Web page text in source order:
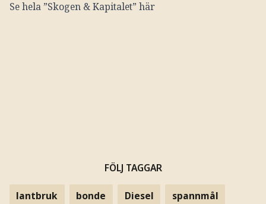
Se hela ”Skogen & Kapitalet” här
FÖLJ TAGGAR
lantbruk bonde Diesel spannmål